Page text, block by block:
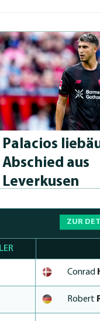
Palacios
Abschied aus
Leverkusen
ZUR
Conrad
Robert